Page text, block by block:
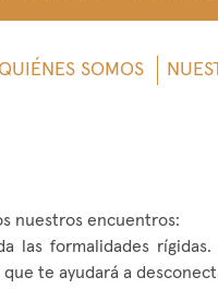
QUIÉNES SOMOS
nuestros encuentros:
las formalidades
te ayudará a